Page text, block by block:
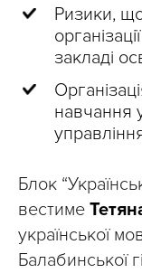
Ризики,
закладі
навчання
Блок
вестиме
української
Балабинської